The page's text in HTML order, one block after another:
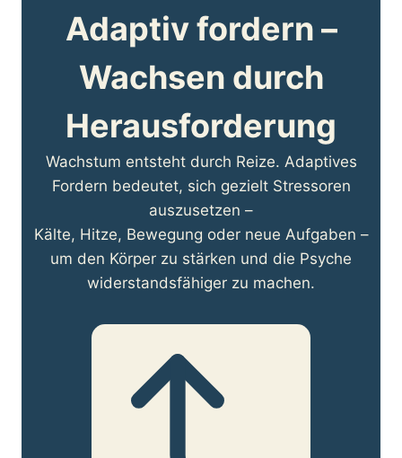
Adaptiv fordern –
Wachsen durch
Herausforderung
Wachstum entsteht durch Reize. Adaptives
Fordern bedeutet, sich gezielt Stressoren
auszusetzen –
Kälte, Hitze, Bewegung oder neue Aufgaben –
um den Körper zu stärken und die Psyche
widerstandsfähiger zu machen.